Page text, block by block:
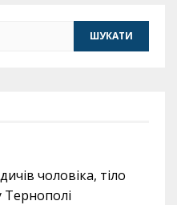
чоловіка, тіло
Тернополі